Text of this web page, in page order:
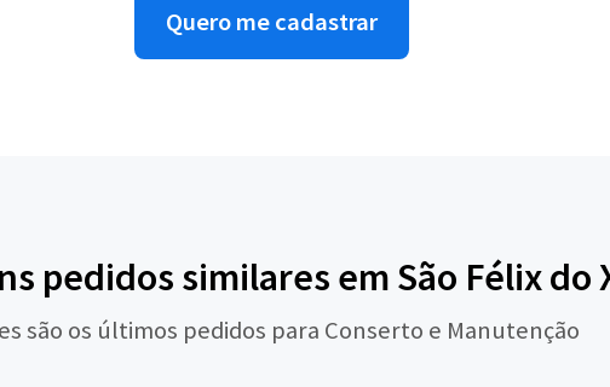
Quero me cadastrar
pedidos similares em São Félix do
são os últimos pedidos para Conserto e Manutenção